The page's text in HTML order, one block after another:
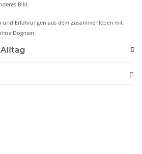
Bild.
und Erfahrungen aus dem Zusammenleben mit
Dogmen.